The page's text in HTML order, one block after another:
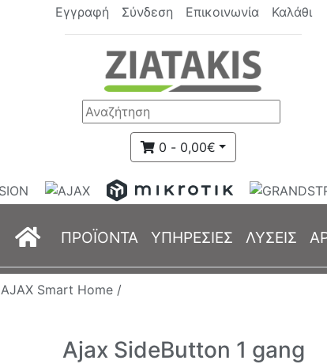
Εγγραφή Σύνδεση Επικοινωνία Καλάθι
0 - 0,00€
(current)
ΠΡΟΪΟΝΤΑ ΥΠΗΡΕΣΙΕΣ ΛΥΣΕΙΣ
AJAX Smart Home /
Ajax SideButton 1 gang